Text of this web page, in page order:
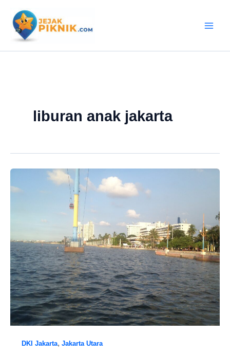
konten
liburan anak jakarta
DKI Jakarta, Jakarta Utara